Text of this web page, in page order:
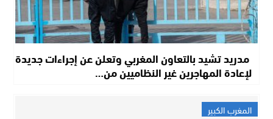
مدريد تشيد بالتعاون المغربي وتعلن عن إجراءات جديدة
لإعادة المهاجرين غير النظاميين من…
المغرب الكبير